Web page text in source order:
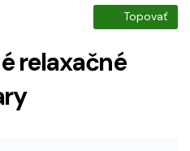
Topovať
relaxačné